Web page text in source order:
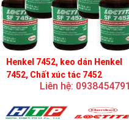
Henkel 7452, keo dán Henkel
7452, Chất xúc tác 7452
Liên hệ: 0938454791